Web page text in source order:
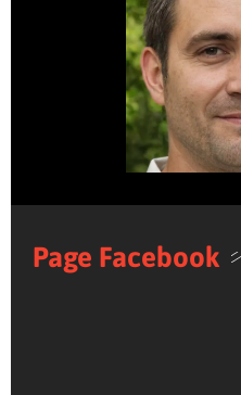
Page Facebook